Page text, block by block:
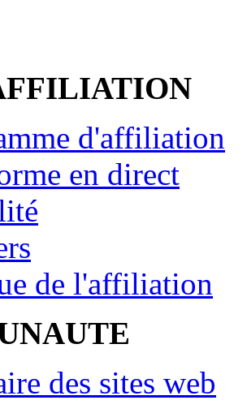
d'affiliation
en direct
de l'affiliation
des sites web